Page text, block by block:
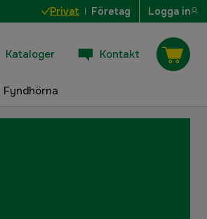
Privat Företag Logga in
Kataloger Kontakt
Fyndhörna